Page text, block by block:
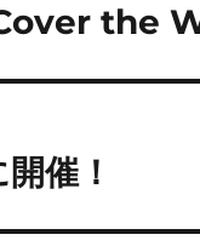
Cover the
催！